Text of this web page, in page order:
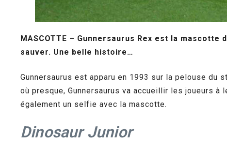
MASCOTTE – Gunnersaurus Rex est la
sauver. Une belle histoire…
Gunnersaurus est apparu en 1993 sur la pelouse du
où presque, Gunnersaurus va accueillir les joueurs à
également un selfie avec la mascotte.
Dinosaur Junior